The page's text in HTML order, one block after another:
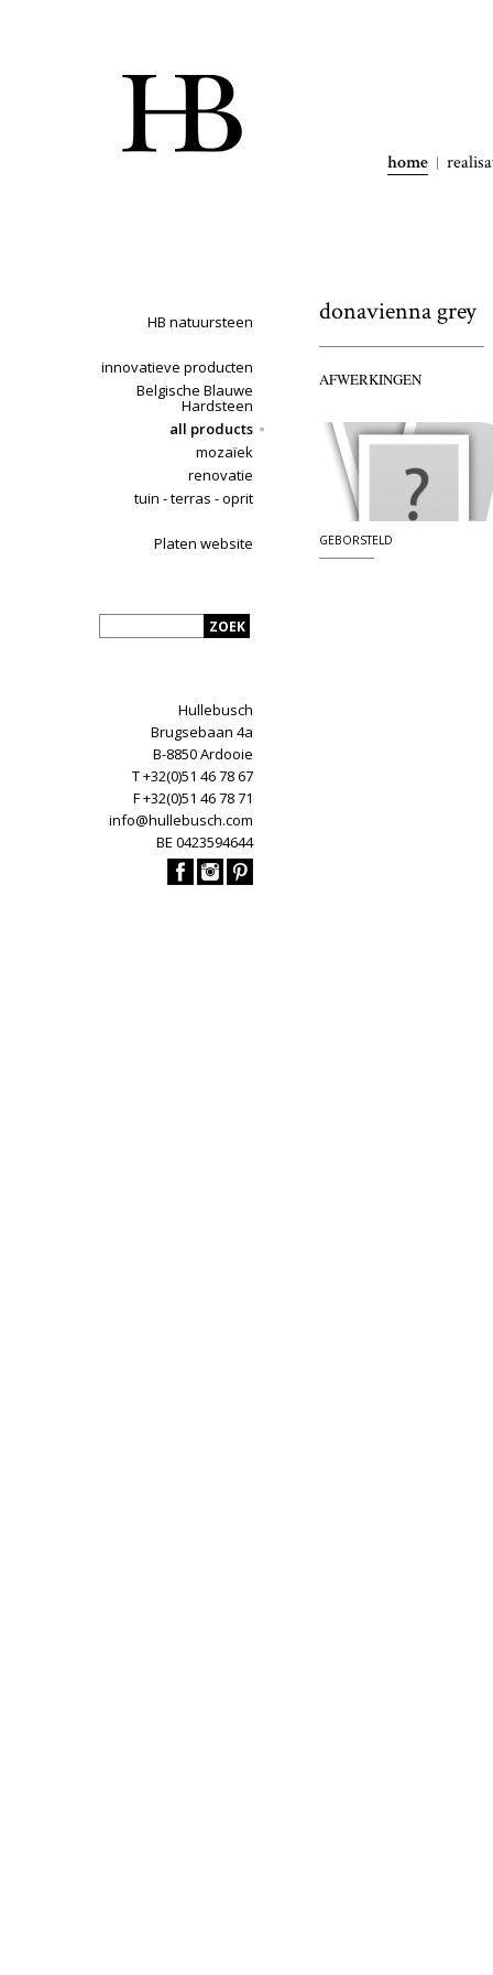
home
HB natuursteen
innovatieve producten
Belgische Blauwe
Hardsteen
all products
mozaïek
renovatie
tuin - terras - oprit
Platen website
Hullebusch
Brugsebaan 4a
B-8850 Ardooie
T +32(0)51 46 78 67
F +32(0)51 46 78 71
info@hullebusch.com
BE 0423594644
donavienna grey
AFWERKINGEN
GEBORSTELD